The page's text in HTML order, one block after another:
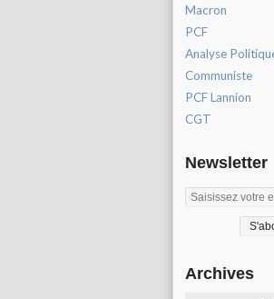
Macron
PCF
Analyse
Communiste
PCF Lannion
CGT
Newsletter
Archives